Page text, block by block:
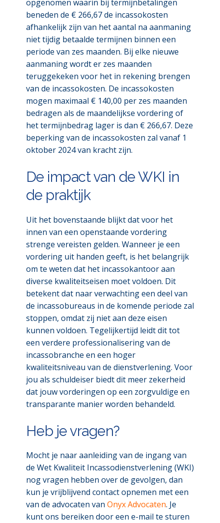
opgenomen waarin bij termijnbetalingen
beneden de € 266,67 de incassokosten
afhankelijk zijn van het aantal na aanmaning
niet tijdig betaalde termijnen binnen een
periode van zes maanden. Bij elke nieuwe
aanmaning wordt er zes maanden
teruggekeken voor het in rekening brengen
van de incassokosten. De incassokosten
mogen maximaal € 140,00 per zes maanden
bedragen als de maandelijkse vordering of
het termijnbedrag lager is dan € 266,67. Deze
beperking van de incassokosten zal vanaf 1
oktober 2024 van kracht zijn.
De impact van de WKI in
de praktijk
Uit het bovenstaande blijkt dat voor het
innen van een openstaande vordering
strenge vereisten gelden. Wanneer je een
vordering uit handen geeft, is het belangrijk
om te weten dat het incassokantoor aan
diverse kwaliteitseisen moet voldoen. Dit
betekent dat naar verwachting een deel van
de incassobureaus in de komende periode zal
stoppen, omdat zij niet aan deze eisen
kunnen voldoen. Tegelijkertijd leidt dit tot
een verdere professionalisering van de
incassobranche en een hoger
kwaliteitsniveau van de dienstverlening. Voor
jou als schuldeiser biedt dit meer zekerheid
dat jouw vorderingen op een zorgvuldige en
transparante manier worden behandeld.
Heb je vragen?
Mocht je naar aanleiding van de ingang van
de Wet Kwaliteit Incassodienstverlening (WKI)
nog vragen hebben over de gevolgen, dan
kun je vrijblijvend contact opnemen met een
van de advocaten van Onyx Advocaten. Je
kunt ons bereiken door een e-mail te sturen